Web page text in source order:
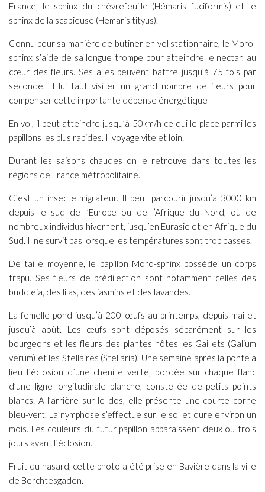
France, le sphinx du chèvrefeuille (Hémaris fuciformis) et le
sphinx de la scabieuse (Hemaris tityus).
Connu pour sa manière de butiner en vol stationnaire, le Moro-
sphinx s’aide de sa longue trompe pour atteindre le nectar, au
cœur des fleurs. Ses ailes peuvent battre jusqu’à 75 fois par
seconde. Il lui faut visiter un grand nombre de fleurs pour
compenser cette importante dépense énergétique
En vol, il peut atteindre jusqu’à 50km/h ce qui le place parmi les
papillons les plus rapides. Il voyage vite et loin.
Durant les saisons chaudes on le retrouve dans toutes les
régions de France métropolitaine.
C´est un insecte migrateur. Il peut parcourir jusqu’à 3000 km
depuis le sud de l’Europe ou de l’Afrique du Nord, où de
nombreux individus hivernent, jusqu’en Eurasie et en Afrique du
Sud. Il ne survit pas lorsque les températures sont trop basses.
De taille moyenne, le papillon Moro-sphinx possède un corps
trapu. Ses fleurs de prédilection sont notamment celles des
buddleia, des lilas, des jasmins et des lavandes.
La femelle pond jusqu’à 200 œufs au printemps, depuis mai et
jusqu’à août. Les œufs sont déposés séparément sur les
bourgeons et les fleurs des plantes hôtes les Gaillets (Galium
verum) et les Stellaires (Stellaria). Une semaine après la ponte a
lieu l´éclosion d´une chenille verte, bordée sur chaque flanc
d’une ligne longitudinale blanche, constellée de petits points
blancs. A l’arrière sur le dos, elle présente une courte corne
bleu-vert. La nymphose s’effectue sur le sol et dure environ un
mois. Les couleurs du futur papillon apparaissent deux ou trois
jours avant l´éclosion.
Fruit du hasard, cette photo a été prise en Bavière dans la ville
de Berchtesgaden.